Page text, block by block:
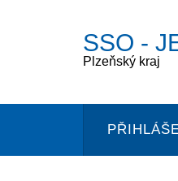
SSO -
Plzeňský kraj